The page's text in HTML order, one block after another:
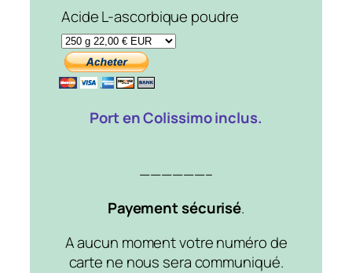
Acide L-ascorbique poudre
Port en Colissimo inclus.
——————–
Payement sécurisé.
A aucun moment votre numéro de
carte ne nous sera communiqué.